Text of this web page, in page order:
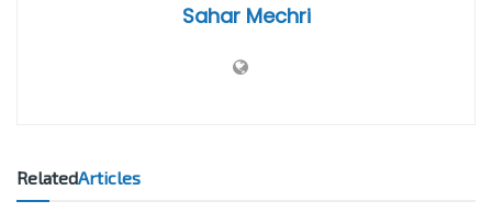
Sahar Mechri
RelatedArticles